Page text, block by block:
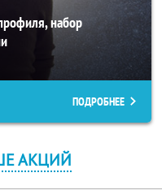
набор
ПОДРОБНЕЕ
АКЦИЙ